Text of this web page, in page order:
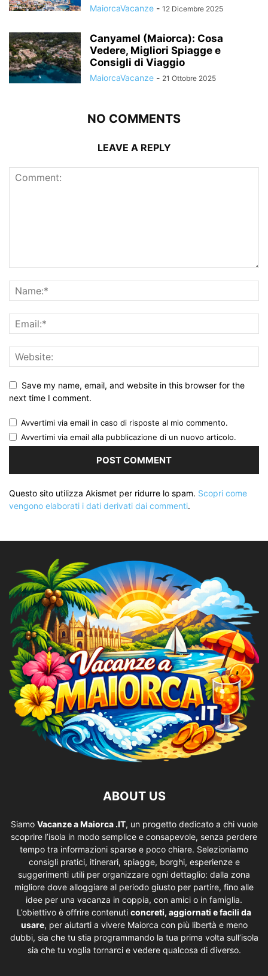
MaiorcaVacanze - 12 Dicembre 2025
Canyamel (Maiorca): Cosa
Vedere, Migliori Spiagge e
Consigli di Viaggio
MaiorcaVacanze - 21 Ottobre 2025
NO COMMENTS
LEAVE A REPLY
Save my name, email, and website in this browser for the
next time I comment.
Avvertimi via email in caso di risposte al mio commento.
Avvertimi via email alla pubblicazione di un nuovo articolo.
Questo sito utilizza Akismet per ridurre lo spam. Scopri come
vengono elaborati i dati derivati dai commenti.
ABOUT US
Siamo Vacanze a Maiorca .IT, un progetto dedicato a chi vuole
scoprire l’isola in modo semplice e consapevole, senza perdere
tempo tra informazioni sparse e poco chiare. Selezioniamo
consigli pratici, itinerari, spiagge, borghi, esperienze e
suggerimenti utili per organizzare ogni dettaglio: dalla zona
migliore dove alloggiare al periodo giusto per partire, fino alle
idee per una vacanza in coppia, con amici o in famiglia.
L’obiettivo è offrire contenuti concreti, aggiornati e facili da
usare, per aiutarti a vivere Maiorca con più libertà e meno
dubbi, sia che tu stia programmando la tua prima volta sull’isola
sia che tu voglia tornarci e vedere qualcosa di diverso.